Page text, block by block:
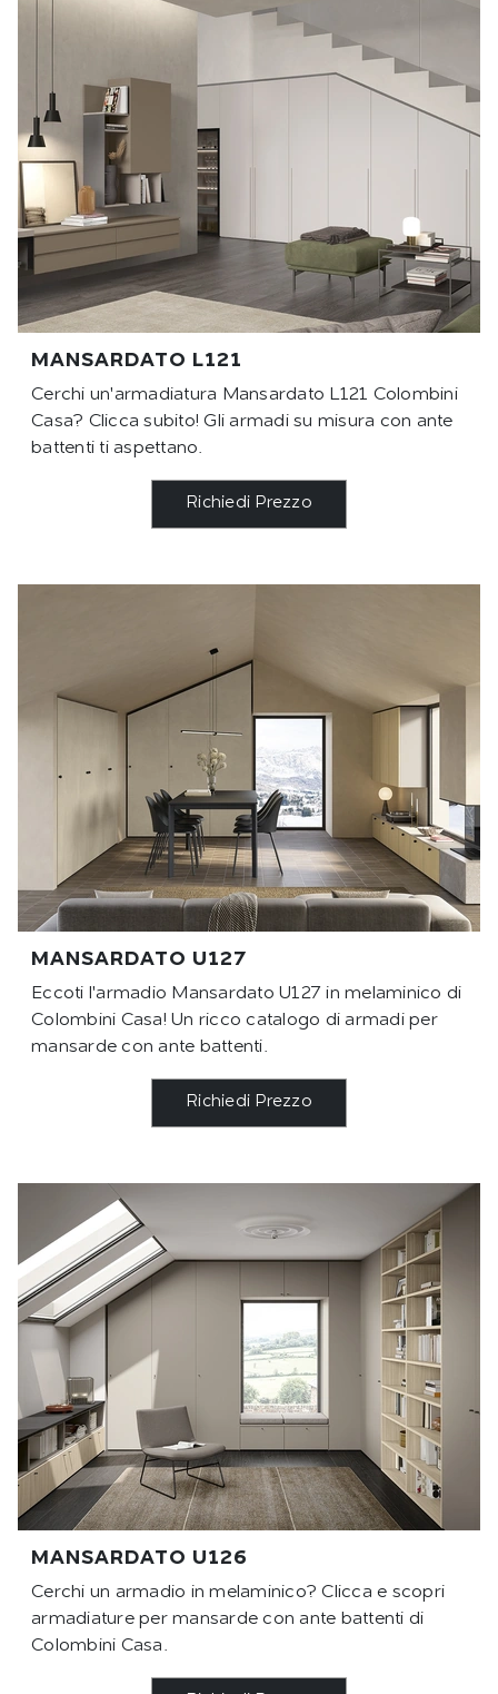
MANSARDATO L121
Cerchi un'armadiatura Mansardato L121 Colombini
Casa? Clicca subito! Gli armadi su misura con ante
battenti ti aspettano.
Richiedi Prezzo
MANSARDATO U127
Eccoti l'armadio Mansardato U127 in melaminico di
Colombini Casa! Un ricco catalogo di armadi per
mansarde con ante battenti.
Richiedi Prezzo
MANSARDATO U126
Cerchi un armadio in melaminico? Clicca e scopri
armadiature per mansarde con ante battenti di
Colombini Casa.